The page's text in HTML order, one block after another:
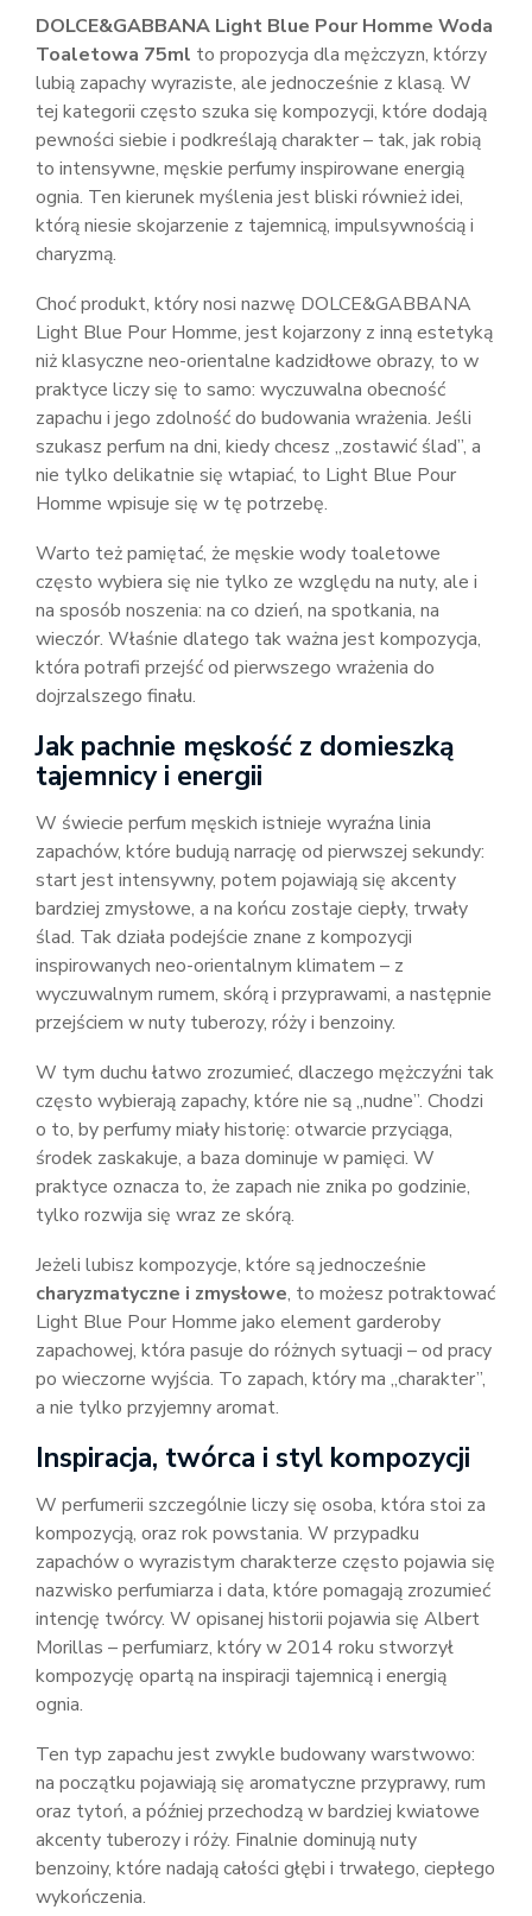
DOLCE&GABBANA Light Blue Pour Homme Woda
Toaletowa 75ml to propozycja dla mężczyzn, którzy
lubią zapachy wyraziste, ale jednocześnie z klasą. W
tej kategorii często szuka się kompozycji, które dodają
pewności siebie i podkreślają charakter – tak, jak robią
to intensywne, męskie perfumy inspirowane energią
ognia. Ten kierunek myślenia jest bliski również idei,
którą niesie skojarzenie z tajemnicą, impulsywnością i
charyzmą.
Choć produkt, który nosi nazwę DOLCE&GABBANA
Light Blue Pour Homme, jest kojarzony z inną estetyką
niż klasyczne neo-orientalne kadzidłowe obrazy, to w
praktyce liczy się to samo: wyczuwalna obecność
zapachu i jego zdolność do budowania wrażenia. Jeśli
szukasz perfum na dni, kiedy chcesz „zostawić ślad”, a
nie tylko delikatnie się wtapiać, to Light Blue Pour
Homme wpisuje się w tę potrzebę.
Warto też pamiętać, że męskie wody toaletowe
często wybiera się nie tylko ze względu na nuty, ale i
na sposób noszenia: na co dzień, na spotkania, na
wieczór. Właśnie dlatego tak ważna jest kompozycja,
która potrafi przejść od pierwszego wrażenia do
dojrzalszego finału.
Jak pachnie męskość z domieszką
tajemnicy i energii
W świecie perfum męskich istnieje wyraźna linia
zapachów, które budują narrację od pierwszej sekundy:
start jest intensywny, potem pojawiają się akcenty
bardziej zmysłowe, a na końcu zostaje ciepły, trwały
ślad. Tak działa podejście znane z kompozycji
inspirowanych neo-orientalnym klimatem – z
wyczuwalnym rumem, skórą i przyprawami, a następnie
przejściem w nuty tuberozy, róży i benzoiny.
W tym duchu łatwo zrozumieć, dlaczego mężczyźni tak
często wybierają zapachy, które nie są „nudne”. Chodzi
o to, by perfumy miały historię: otwarcie przyciąga,
środek zaskakuje, a baza dominuje w pamięci. W
praktyce oznacza to, że zapach nie znika po godzinie,
tylko rozwija się wraz ze skórą.
Jeżeli lubisz kompozycje, które są jednocześnie
charyzmatyczne i zmysłowe, to możesz potraktować
Light Blue Pour Homme jako element garderoby
zapachowej, która pasuje do różnych sytuacji – od pracy
po wieczorne wyjścia. To zapach, który ma „charakter”,
a nie tylko przyjemny aromat.
Inspiracja, twórca i styl kompozycji
W perfumerii szczególnie liczy się osoba, która stoi za
kompozycją, oraz rok powstania. W przypadku
zapachów o wyrazistym charakterze często pojawia się
nazwisko perfumiarza i data, które pomagają zrozumieć
intencję twórcy. W opisanej historii pojawia się Albert
Morillas – perfumiarz, który w 2014 roku stworzył
kompozycję opartą na inspiracji tajemnicą i energią
ognia.
Ten typ zapachu jest zwykle budowany warstwowo:
na początku pojawiają się aromatyczne przyprawy, rum
oraz tytoń, a później przechodzą w bardziej kwiatowe
akcenty tuberozy i róży. Finalnie dominują nuty
benzoiny, które nadają całości głębi i trwałego, ciepłego
wykończenia.